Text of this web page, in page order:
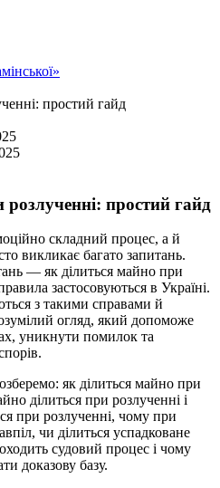
простий гайд
простий гайд
складний процес, а й
викликає багато запитань.
— як ділиться майно при
застосовуються в Україні.
з такими справами й
огляд, який допоможе
уникнути помилок та
як ділиться майно при
ділиться при розлученні і
при розлученні, чому при
чи ділиться успадковане
судовий процес і чому
доказову базу.